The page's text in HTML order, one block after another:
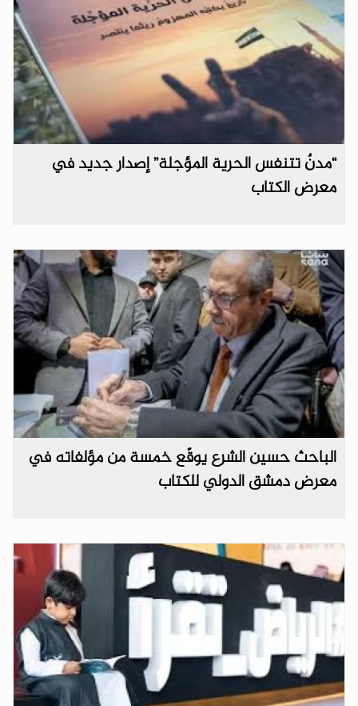
“مدنٌ تتنفس الحرية المؤجلة” إصدار جديد في
معرض الكتاب
الباحث حسين الشرع يوقّع خمسة من مؤلفاته في
معرض دمشق الدولي للكتاب